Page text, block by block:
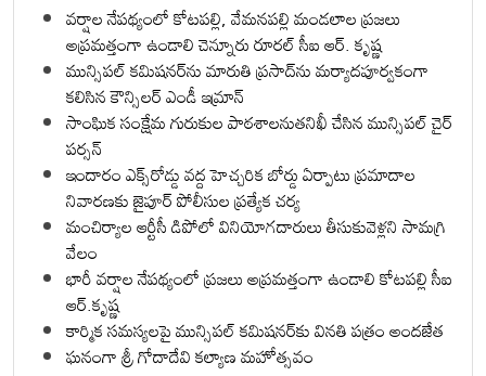
వర్షాల నేపథ్యంలో కోటపల్లి, వేమనపల్లి మండలాల ప్రజలు
అప్రమత్తంగా ఉండాలి చెన్నూరు రూరల్ సీఐ ఆర్. కృష్ణ
మున్సిపల్ కమిషనర్‌ను మారుతి ప్రసాద్‌ను మర్యాదపూర్వకంగా
కలిసిన కౌన్సిలర్ ఎండీ ఇమ్రాన్ ​
సాంఘిక సంక్షేమ గురుకుల పాఠశాలనుతనిఖీ చేసిన మున్సిపల్ చైర్
పర్సన్
ఇందారం ఎక్స్‌రోడ్డు వద్ద హెచ్చరిక బోర్డు ఏర్పాటు ప్రమాదాల
నివారణకు జైపూర్ పోలీసుల ప్రత్యేక చర్య
మంచిర్యాల ఆర్టీసీ డిపోలో వినియోగదారులు తీసుకువెళ్లని సామగ్రి
వేలం
భారీ వర్షాల నేపథ్యంలో ప్రజలు అప్రమత్తంగా ఉండాలి కోటపల్లి సీఐ
ఆర్.కృష్ణ
కార్మిక సమస్యలపై మున్సిపల్ కమిషనర్‌కు వినతి పత్రం అందజేత
ఘనంగా శ్రీ గోదాదేవి కల్యాణ మహోత్సవం